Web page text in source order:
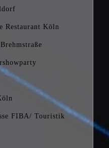
Restaurant Köln
FIBA/ Touristik